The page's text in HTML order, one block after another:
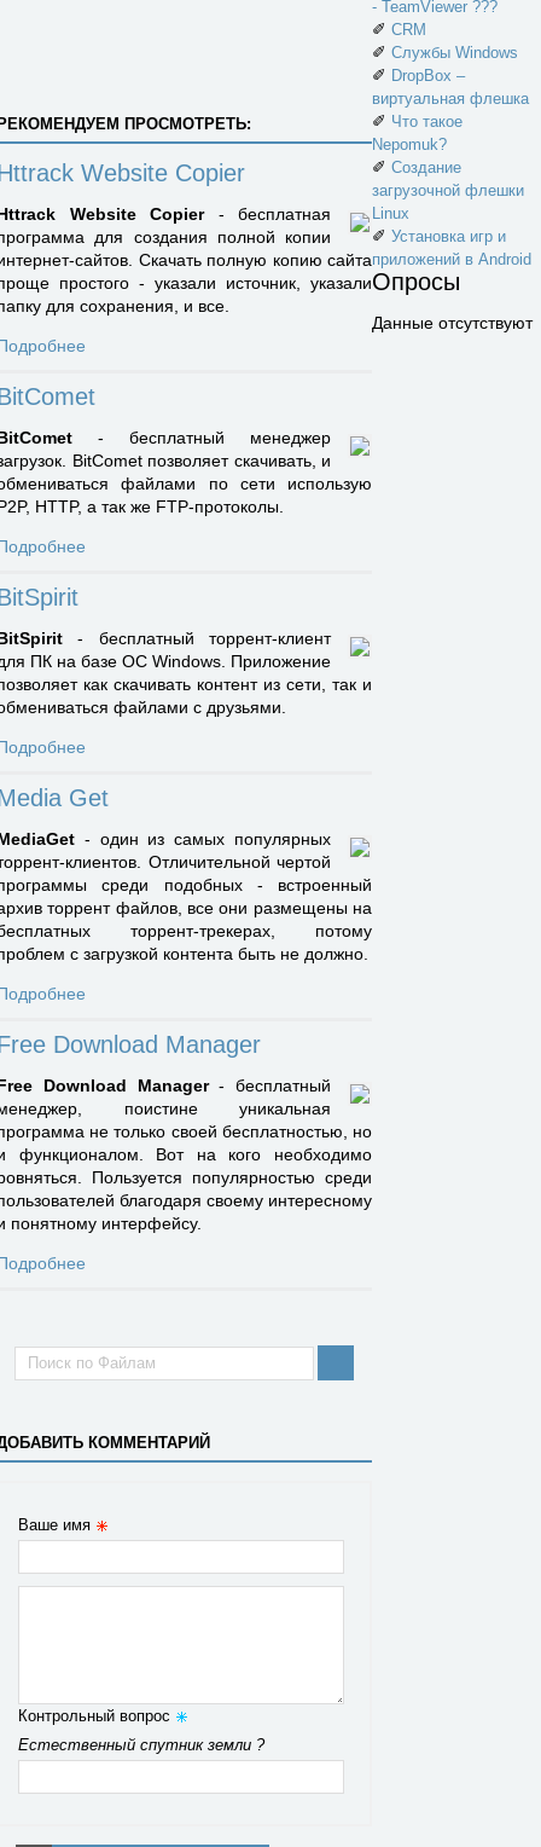
ПРОСМОТРЕТЬ:
Website Copier
Website Copier- бесплатная
для создания полной копии
сайтов. Скачать полную копию сайта
простого - указали источник, указали
для сохранения, и все.
- бесплатный менеджер
BitComet позволяет скачивать, и
файлами по сети использую
HTTP, а так же FTP-протоколы.
- бесплатный торрент-клиент
ПК на базе ОС Windows. Приложение
как скачивать контент из сети, так и
файлами с друзьями.
Get
- один из самых популярных
клиентов. Отличительной чертой
среди подобных - встроенный
торрент файлов, все они размещены на
торрент-трекерах, потому
с загрузкой контента быть не должно.
Download Manager
Download Manager- бесплатный
поистине уникальная
не только своей бесплатностью, но
функционалом. Вот на кого необходимо
Пользуется популярностью среди
благодаря своему интересному
понятному интерфейсу.
КОММЕНТАРИЙ
Ваше имя
Контрольный вопрос
Естественный спутник земли ?
- TeamViewer ???
✐ CRM
✐ Службы Windows
✐ DropBox –
виртуальная флешка
✐ Что такое
Nepomuk?
✐ Создание
загрузочной флешки
Linux
✐ Установка игр и
приложений в Android
Опросы
Данные отсутствуют